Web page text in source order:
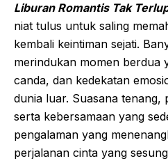
Liburan Romantis Tak
niat tulus untuk saling
kembali keintiman sejati.
merindukan momen berdua
canda, dan kedekatan
dunia luar. Suasana tenang,
serta kebersamaan yang
pengalaman yang
perjalanan cinta yang